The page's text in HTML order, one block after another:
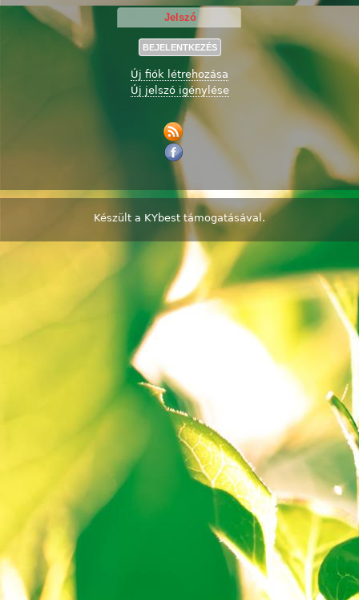
Új fiók létrehozása
Új jelszó igénylése
Készült a KYbest támogatásával.